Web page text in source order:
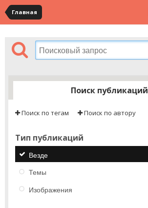
Главная
Поиск публикаций
Поиск по тегам Поиск по автору
Тип публикаций
Везде
Темы
Изображения